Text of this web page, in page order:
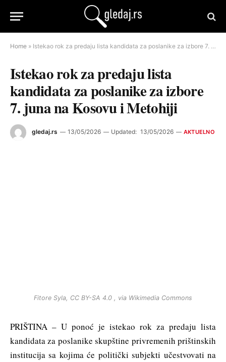
Home » Istekao rok za predaju lista kandidata za poslanike za izbore 7. juna na Kosovu i Metohiji
Istekao rok za predaju lista
kandidata za poslanike za izbore
7. juna na Kosovu i Metohiji
gledaj.rs 13/05/2026 Updated: 13/05/2026 AKTUELNO
Fitore Syla, CC BY-SA 4.0 , via Wikimedia Commons
PRIŠTINA – U ponoć je istekao rok za predaju lista
kandidata za poslanike skupštine privremenih prištinskih
institucija sa kojima će politički subjekti učestvovati na